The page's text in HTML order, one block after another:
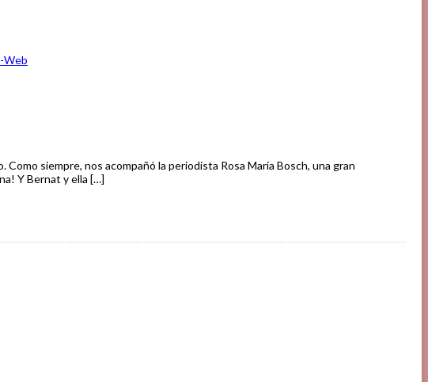
siempre, nos acompañó la periodista Rosa Maria Bosch, una gran
Y Bernat y ella […]